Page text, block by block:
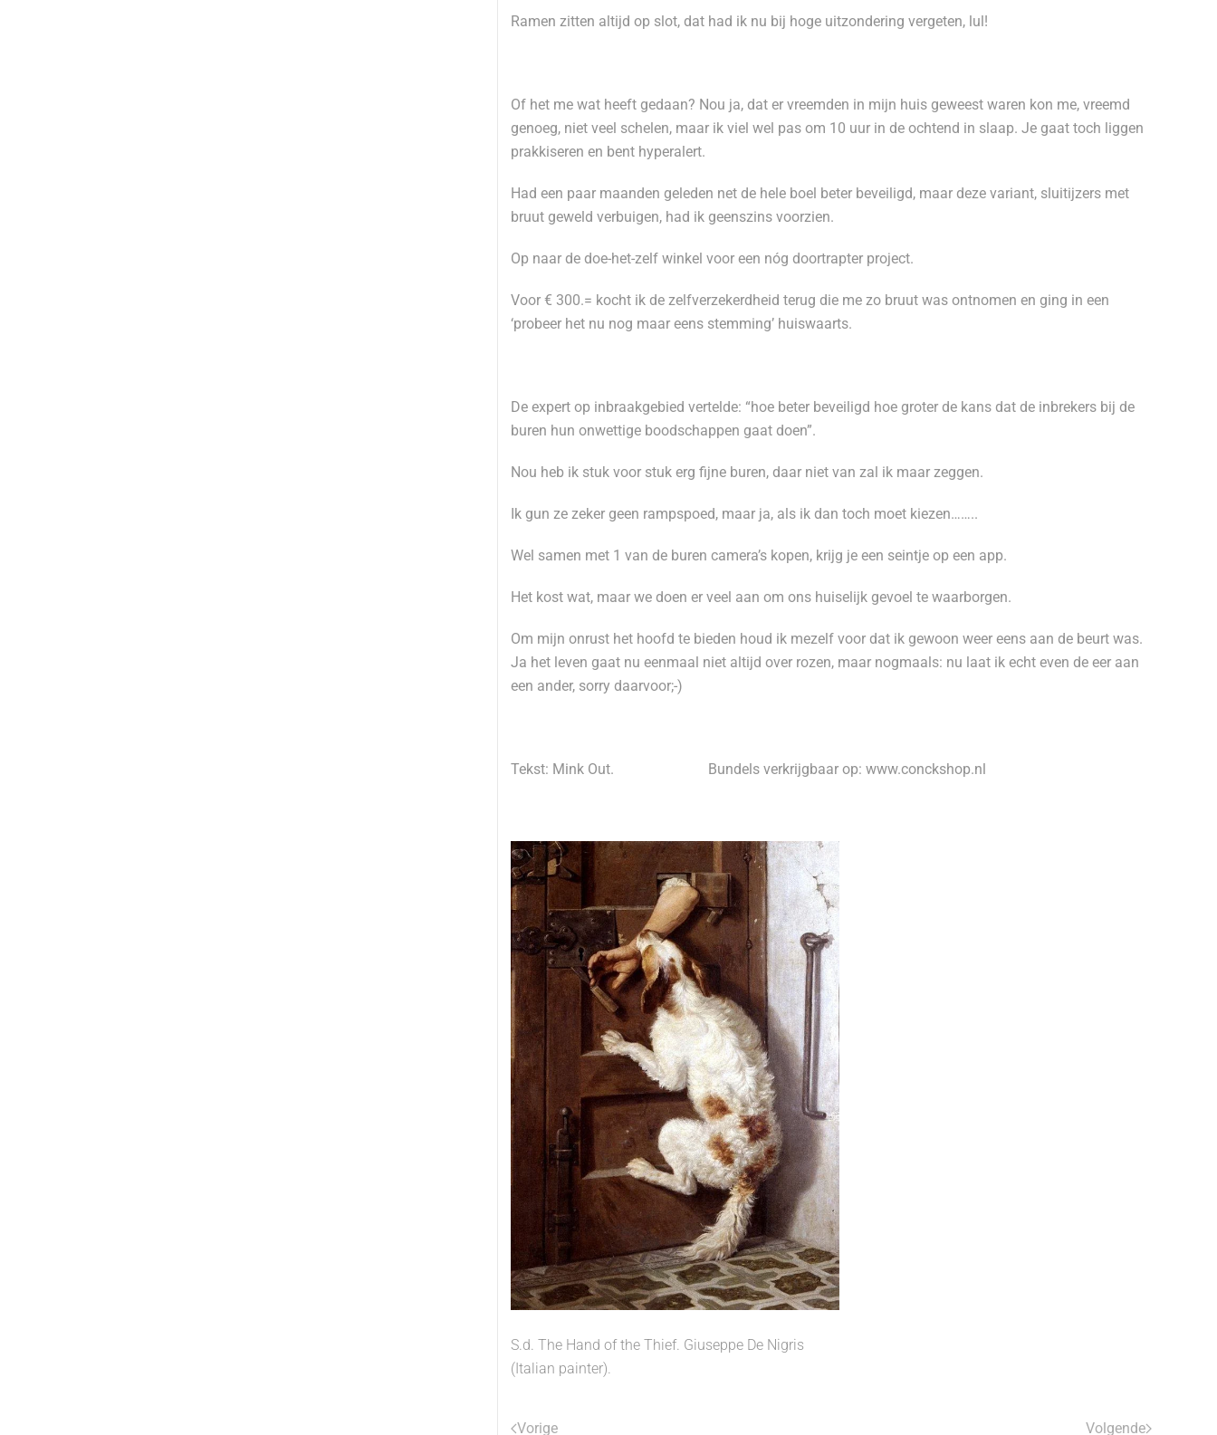
Ramen zitten altijd op slot, dat had ik nu bij hoge uitzondering vergeten, lul!
Of het me wat heeft gedaan? Nou ja, dat er vreemden in mijn huis geweest waren kon me, vreemd
genoeg, niet veel schelen, maar ik viel wel pas om 10 uur in de ochtend in slaap. Je gaat toch liggen
prakkiseren en bent hyperalert.
Had een paar maanden geleden net de hele boel beter beveiligd, maar deze variant, sluitijzers met
bruut geweld verbuigen, had ik geenszins voorzien.
Op naar de doe-het-zelf winkel voor een nóg doortrapter project.
Voor € 300.= kocht ik de zelfverzekerdheid terug die me zo bruut was ontnomen en ging in een
‘probeer het nu nog maar eens stemming’ huiswaarts.
De expert op inbraakgebied vertelde: “hoe beter beveiligd hoe groter de kans dat de inbrekers bij de
buren hun onwettige boodschappen gaat doen”.
Nou heb ik stuk voor stuk erg fijne buren, daar niet van zal ik maar zeggen.
Ik gun ze zeker geen rampspoed, maar ja, als ik dan toch moet kiezen……..
Wel samen met 1 van de buren camera’s kopen, krijg je een seintje op een app.
Het kost wat, maar we doen er veel aan om ons huiselijk gevoel te waarborgen.
Om mijn onrust het hoofd te bieden houd ik mezelf voor dat ik gewoon weer eens aan de beurt was.
Ja het leven gaat nu eenmaal niet altijd over rozen, maar nogmaals: nu laat ik echt even de eer aan
een ander, sorry daarvoor;-)
Tekst: Mink Out. Bundels verkrijgbaar op: www.conckshop.nl
S.d. The Hand of the Thief. Giuseppe De Nigris
(Italian painter).
Vorige Volgende